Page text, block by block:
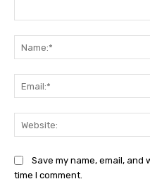
Save my name, email,
time I comment.